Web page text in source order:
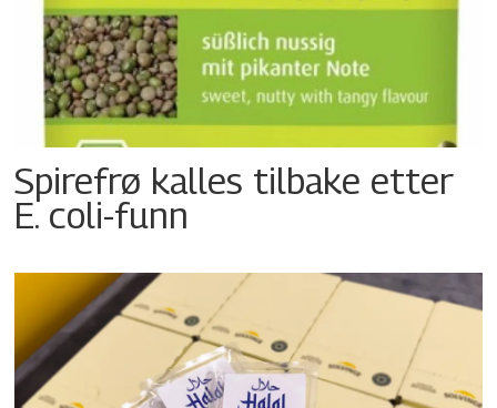
Spirefrø kalles tilbake etter
E. coli-funn